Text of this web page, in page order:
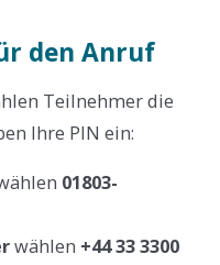
den Anruf
Teilnehmer die
Ihre PIN ein:
01803-
wählen +44 33 3300